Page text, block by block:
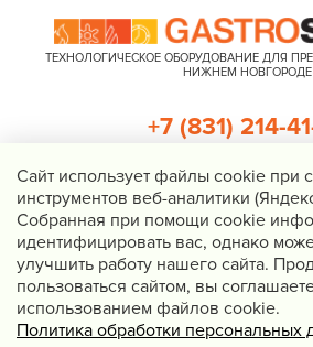
ТЕХНОЛОГИЧЕСКОЕ ОБОРУДОВАНИЕ ДЛЯ
НИЖНЕМ НОВГОРОДЕ
Нижний Новгород, Казанское шоссе,
info@gastrostar.ru
Политика
+7 (831) 214-
Перезвоните мне
Cайт использует файлы cookie при
инструментов веб-аналитики
Собранная при помощи cookie
идентифицировать вас, однако
улучшить работу нашего сайта.
пользоваться сайтом, вы
использованием файлов cookie.
Политика обработки персональных